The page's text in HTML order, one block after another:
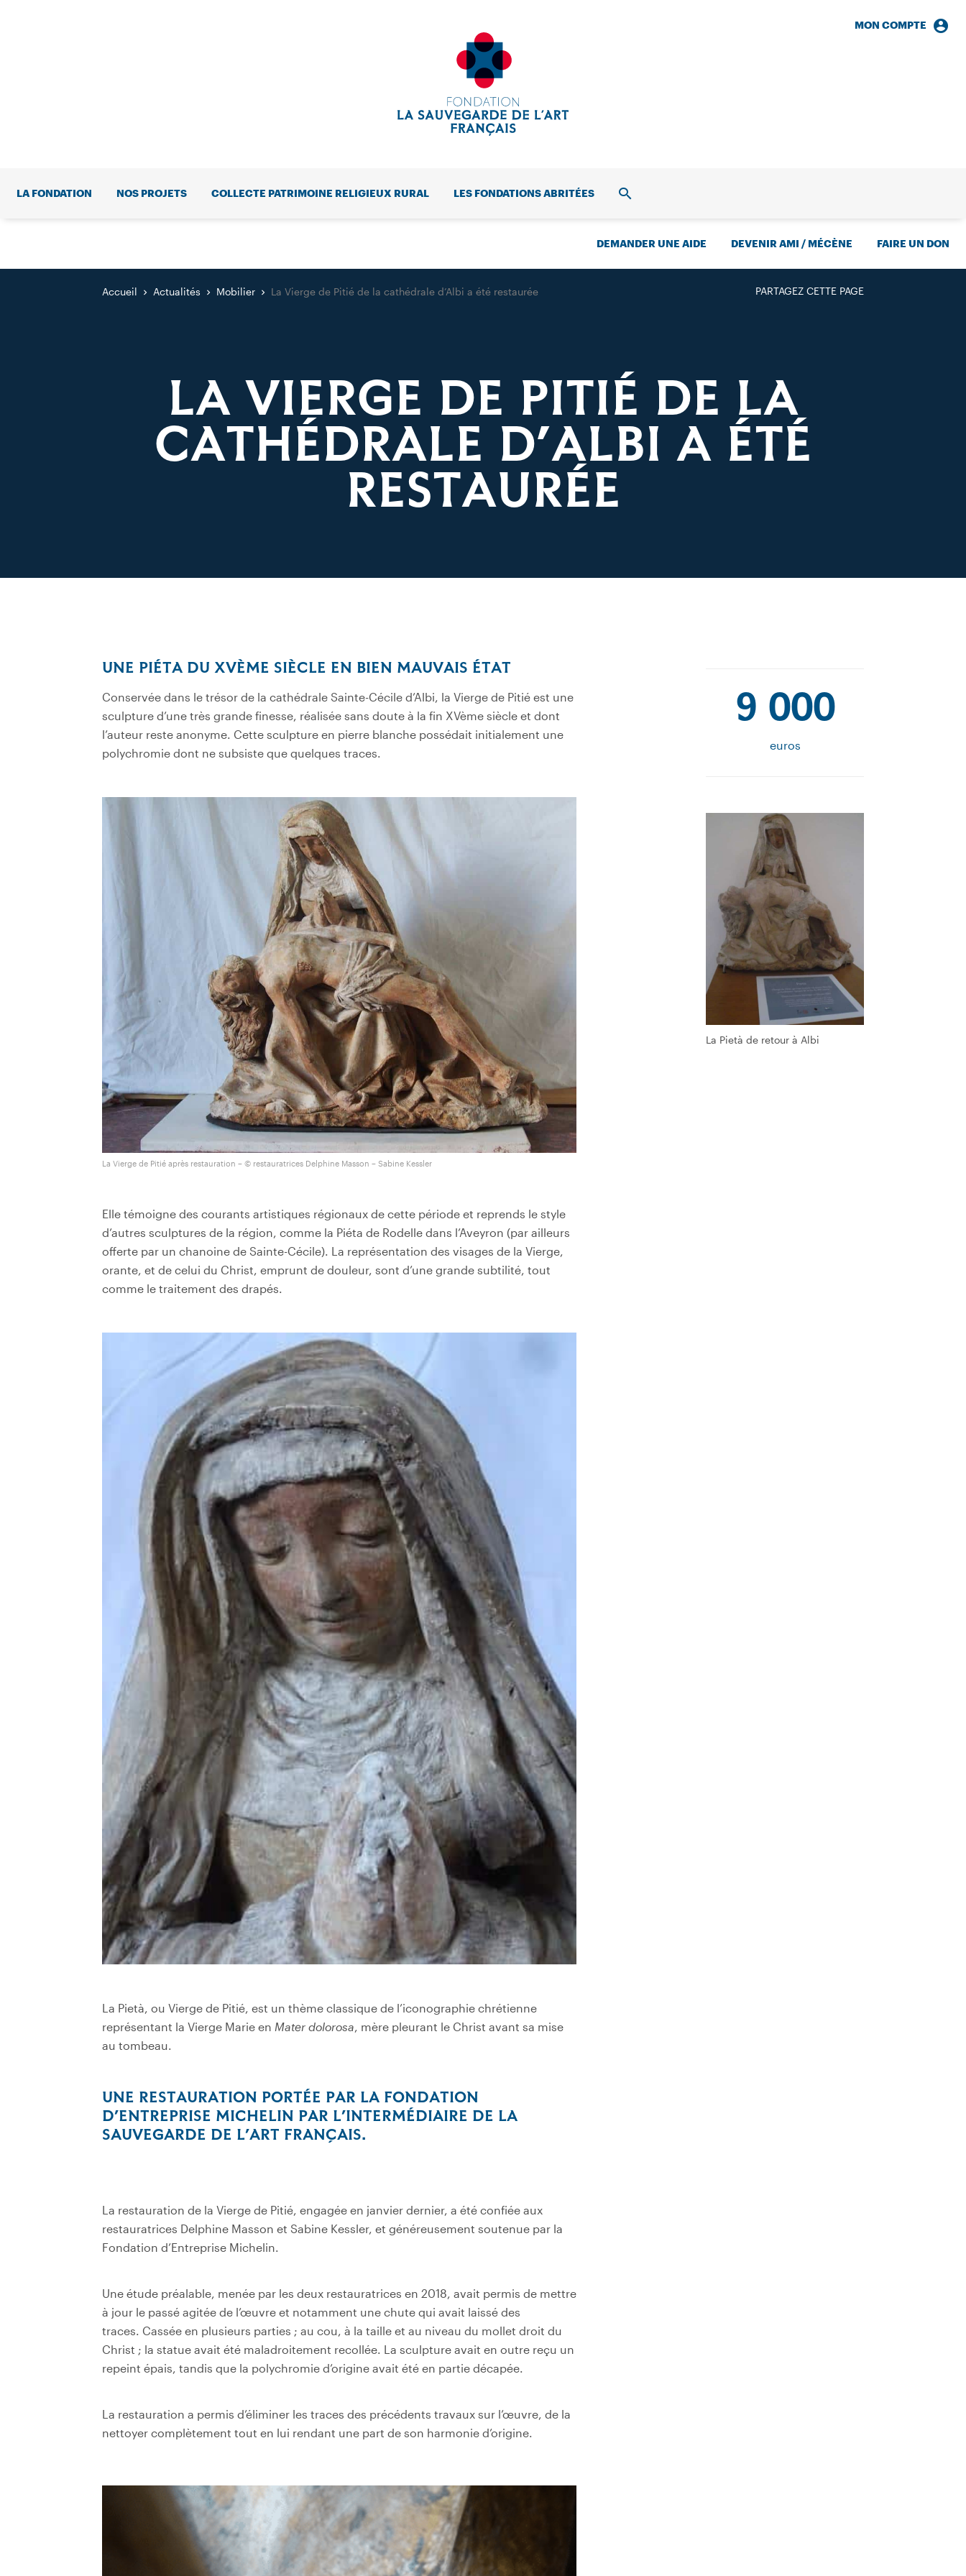
MON COMPTE
LA FONDATION NOS PROJETS COLLECTE PATRIMOINE RELIGIEUX RURAL LES FONDATIONS ABRITÉES RECHERCHE
DEMANDER UNE AIDE DEVENIR AMI / MÉCÈNE FAIRE UN DON
PARTAGEZ CETTE PAGE
Accueil Actualités Mobilier La Vierge de Pitié de la cathédrale d’Albi a été restaurée
LA VIERGE DE PITIÉ DE LA
CATHÉDRALE D’ALBI A ÉTÉ
RESTAURÉE
UNE PIÉTA DU XVÈME SIÈCLE EN BIEN MAUVAIS ÉTAT
Conservée dans le trésor de la cathédrale Sainte-Cécile d’Albi, la Vierge de Pitié est une
sculpture d’une très grande finesse, réalisée sans doute à la fin XVème siècle et dont
l’auteur reste anonyme. Cette sculpture en pierre blanche possédait initialement une
polychromie dont ne subsiste que quelques traces.
La Vierge de Pitié après restauration – © restauratrices Delphine Masson – Sabine Kessler
Elle témoigne des courants artistiques régionaux de cette période et reprends le style
d’autres sculptures de la région, comme la Piéta de Rodelle dans l’Aveyron (par ailleurs
offerte par un chanoine de Sainte-Cécile). La représentation des visages de la Vierge,
orante, et de celui du Christ, emprunt de douleur, sont d’une grande subtilité, tout
comme le traitement des drapés.
La Pietà, ou Vierge de Pitié, est un thème classique de l’iconographie chrétienne
représentant la Vierge Marie en Mater dolorosa, mère pleurant le Christ avant sa mise
au tombeau.
UNE RESTAURATION PORTÉE PAR LA FONDATION
D’ENTREPRISE MICHELIN PAR L’INTERMÉDIAIRE DE LA
SAUVEGARDE DE L’ART FRANÇAIS.
La restauration de la Vierge de Pitié, engagée en janvier dernier, a été confiée aux
restauratrices Delphine Masson et Sabine Kessler, et généreusement soutenue par la
Fondation d’Entreprise Michelin.
Une étude préalable, menée par les deux restauratrices en 2018, avait permis de mettre
à jour le passé agitée de l’œuvre et notamment une chute qui avait laissé des
traces. Cassée en plusieurs parties ; au cou, à la taille et au niveau du mollet droit du
Christ ; la statue avait été maladroitement recollée. La sculpture avait en outre reçu un
repeint épais, tandis que la polychromie d’origine avait été en partie décapée.
La restauration a permis d’éliminer les traces des précédents travaux sur l’œuvre, de la
nettoyer complètement tout en lui rendant une part de son harmonie d’origine.
9 000
euros
La Pietà de retour à Albi